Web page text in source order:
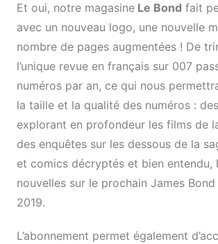
Et oui, notre magasineLe Bond fait
avec un nouveau logo, une nouvelle
nombre de pages augmentées ! De
l’unique revue en français sur 007
numéros par an, ce qui nous
la taille et la qualité des numéros :
explorant en profondeur les films de
des enquêtes sur les dessous de la
et comics décryptés et bien entendu,
nouvelles sur le prochain James
2019.
L’abonnement permet également